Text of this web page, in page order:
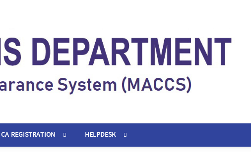
CA REGISTRATION HELPDESK